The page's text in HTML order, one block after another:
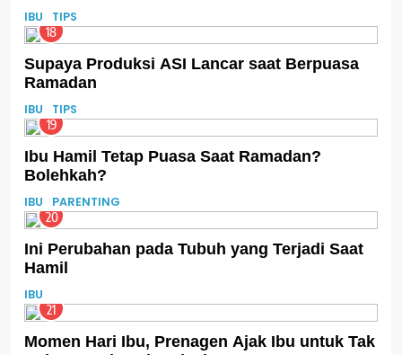
IBU TIPS
18
Supaya Produksi ASI Lancar saat Berpuasa
Ramadan
IBU TIPS
19
Ibu Hamil Tetap Puasa Saat Ramadan?
Bolehkah?
IBU PARENTING
20
Ini Perubahan pada Tubuh yang Terjadi Saat
Hamil
IBU
21
Momen Hari Ibu, Prenagen Ajak Ibu untuk Tak